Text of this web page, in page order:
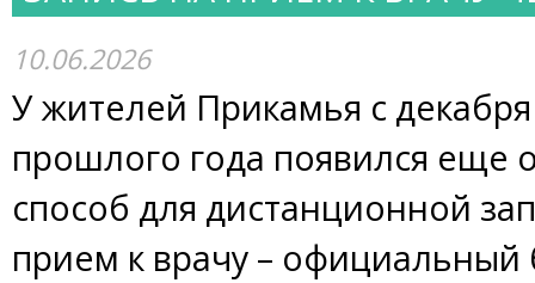
10.06.2026
У жителей Прикамья с декабря
прошлого года появился еще
способ для дистанционной
прием к врачу – официальный